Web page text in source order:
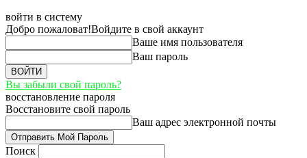
войти в систему
Добро пожаловат!Войдите в свой аккаунт
Ваше имя пользователя
Ваш пароль
Вы забыли свой пароль?
восстановление пароля
Восстановите свой пароль
Ваш адрес электронной почты
Поиск